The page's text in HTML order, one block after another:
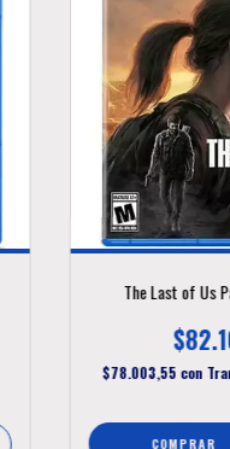
The Last of Us
$78.003,55 con